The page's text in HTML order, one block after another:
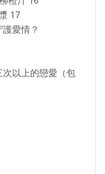
17
愛情？
以上的戀愛（包